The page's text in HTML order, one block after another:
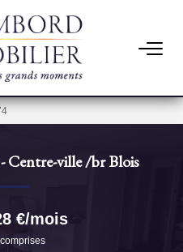
Professionnel
Centre-ville/brBlois
€/mois